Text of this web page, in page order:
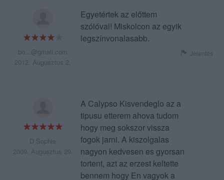
bo...@gmail.com
2012. Augusztus 2.
Egyetértek az előttem
szólóval! Miskolcon az egyik
legszínvonalasabb.
Jelentés
D Sophie
2009. Augusztus 29.
A Calypso Kisvendeglo az a
tipusu etterem ahova tudom
hogy meg sokszor vissza
fogok jarni. A kiszolgalas
nagyon kedvesen es gyorsan
tortent, azt az erzest keltette
bennem hogy En vagyok a